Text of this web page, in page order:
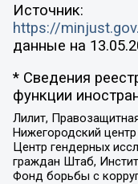
Источник:
https://
данные на
* Сведения
функции
Лилит,
Нижегородский
Центр гендерных
граждан Штаб,
Фонд борьбы с